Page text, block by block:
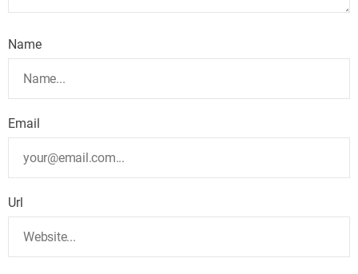
Name
Email
Url